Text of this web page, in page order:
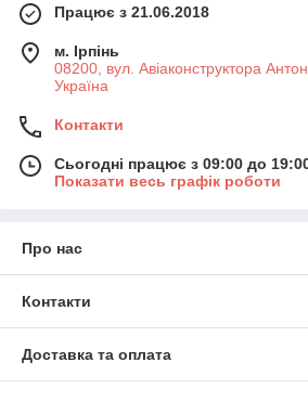
Працює з 21.06.2018
м. Ірпінь
08200, вул. Авіаконструктора
Україна
Контакти
Сьогодні працює з 09:00 до
Показати весь графік роботи
Про нас
Контакти
Доставка та оплата